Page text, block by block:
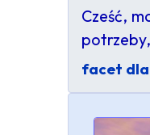
Cześć,
facet